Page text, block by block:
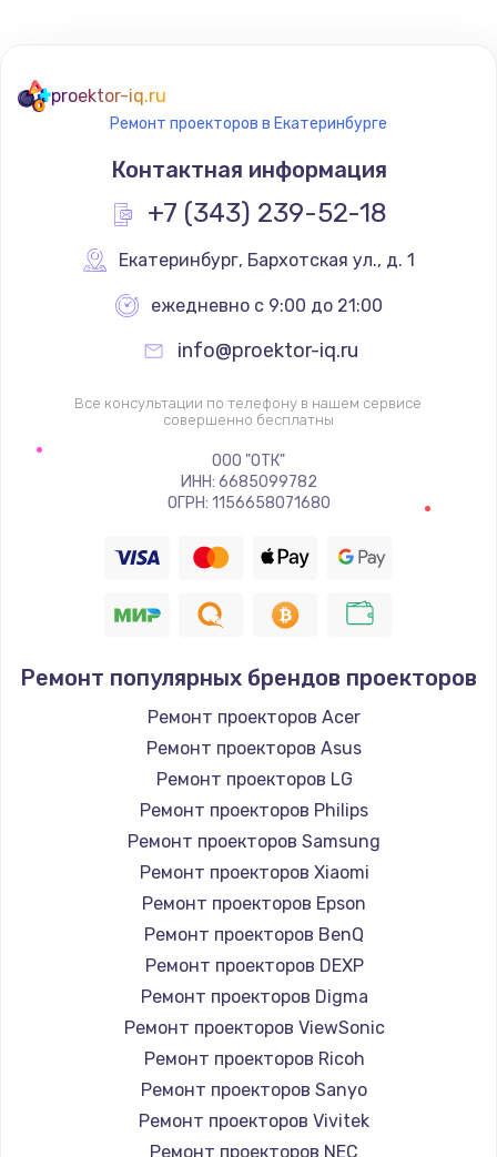
proektor-iq.ru
Ремонт проекторов в Екатеринбурге
Контактная информация
+7 (343) 239-52-18
Екатеринбург, Бархотская ул., д. 1
ежедневно с 9:00 до 21:00
info@proektor-iq.ru
Все консультации по телефону в нашем сервисе
совершенно бесплатны
ООО "ОТК"
ИНН: 6685099782
ОГРН: 1156658071680
Ремонт популярных брендов проекторов
Ремонт проекторов Acer
Ремонт проекторов Asus
Ремонт проекторов LG
Ремонт проекторов Philips
Ремонт проекторов Samsung
Ремонт проекторов Xiaomi
Ремонт проекторов Epson
Ремонт проекторов BenQ
Ремонт проекторов DEXP
Ремонт проекторов Digma
Ремонт проекторов ViewSonic
Ремонт проекторов Ricoh
Ремонт проекторов Sanyo
Ремонт проекторов Vivitek
Ремонт проекторов NEC